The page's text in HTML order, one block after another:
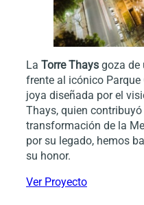
La Torre Thays goza de
frente al icónico Parque
joya diseñada por el
Thays, quien
transformación de la
por su legado, hemos
su honor.
Ver Proyecto